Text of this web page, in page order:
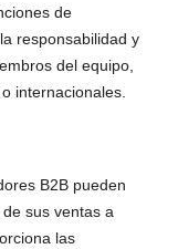
de
responsabilidad y
del equipo,
internacionales.
B2B pueden
sus ventas a
las